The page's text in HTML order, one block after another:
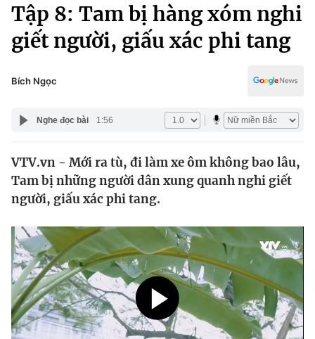
Chính trị
Xã hội
Pháp luật
Y tế
Thế giới
Tin tức
Thế giới đó đây
Câu chuyện quốc tế
Kinh tế
Tài chính
Thị trường
Góc doanh nghiệp
Dữ liệu và đời sống
Truyền hình
Phim VTV
Giải trí
Truyền hình
Văn hóa - Giải trí
Công nghệ
Tập 8: Tam bị hàng xóm nghi
giết người, giấu xác phi tang
Bích Ngọc
Nghe đọc bài 1:56
VTV.vn - Mới ra tù, đi làm xe ôm không bao lâu,
Tam bị những người dân xung quanh nghi giết
người, giấu xác phi tang.